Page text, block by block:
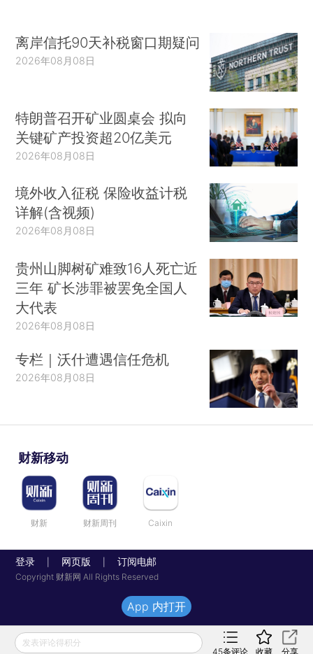
离岸信托90天补税窗口期疑问
2026年08月08日
特朗普召开矿业圆桌会 拟向
关键矿产投资超20亿美元
2026年08月08日
境外收入征税 保险收益计税
详解(含视频)
2026年08月08日
贵州山脚树矿难致16人死亡近
三年 矿长涉罪被罢免全国人
大代表
2026年08月08日
专栏｜沃什遭遇信任危机
2026年08月08日
财新移动
财新 财新周刊 Caixin
登录 网页版 订阅电邮
Copyright 财新网 All Rights Reserved
发表评论得积分
45条评论 收藏 分享
App 内打开